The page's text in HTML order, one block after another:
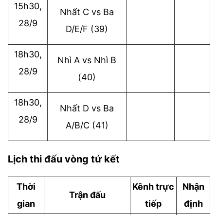
15h30,
28/9
Nhất C vs Ba
D/E/F (39)
18h30,
28/9
Nhì A vs Nhì B
(40)
18h30,
28/9
Nhất D vs Ba
A/B/C (41)
Lịch thi đấu vòng tứ kết
Thời
gian
Trận đấu
Kênh trực
tiếp
Nhận
định